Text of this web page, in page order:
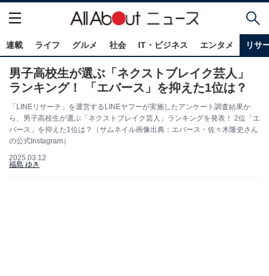
連載 ライフ グルメ 社会 IT・ビジネス エンタメ リサ
男子高校生が選ぶ「ネクストブレイク芸人」
ランキング！ 「エバース」を抑えた1位は？
「LINEリサーチ」を運営するLINEヤフーが実施したアンケート調査結果か
ら、男子高校生が選ぶ「ネクストブレイク芸人」ランキングを発表！ 2位「エ
バース」を抑えた1位は？（サムネイル画像出典：エバース・佐々木隆史さん
の公式Instagram）
2025.03.12
福島 ゆき